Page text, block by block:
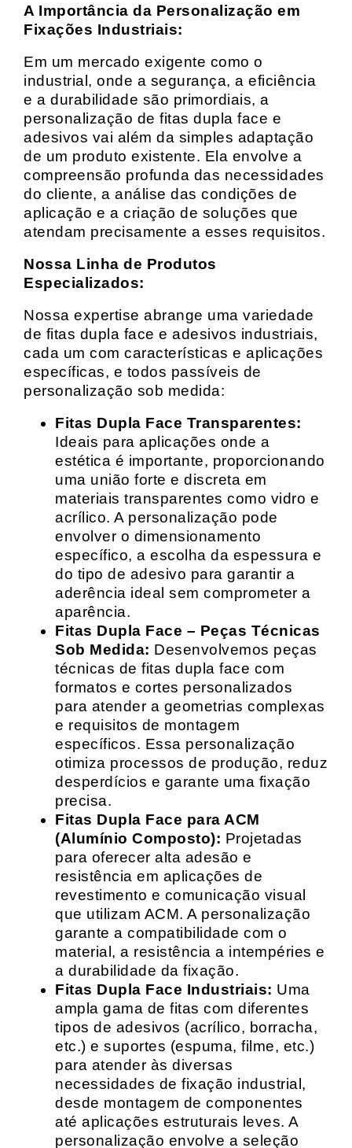
A Importância da Personalização em
Fixações Industriais:
Em um mercado exigente como o
industrial, onde a segurança, a eficiência
e a durabilidade são primordiais, a
personalização de fitas dupla face e
adesivos vai além da simples adaptação
de um produto existente. Ela envolve a
compreensão profunda das necessidades
do cliente, a análise das condições de
aplicação e a criação de soluções que
atendam precisamente a esses requisitos.
Nossa Linha de Produtos
Especializados:
Nossa expertise abrange uma variedade
de fitas dupla face e adesivos industriais,
cada um com características e aplicações
específicas, e todos passíveis de
personalização sob medida:
Fitas Dupla Face Transparentes:
Ideais para aplicações onde a
estética é importante, proporcionando
uma união forte e discreta em
materiais transparentes como vidro e
acrílico. A personalização pode
envolver o dimensionamento
específico, a escolha da espessura e
do tipo de adesivo para garantir a
aderência ideal sem comprometer a
aparência.
Fitas Dupla Face – Peças Técnicas
Sob Medida: Desenvolvemos peças
técnicas de fitas dupla face com
formatos e cortes personalizados
para atender a geometrias complexas
e requisitos de montagem
específicos. Essa personalização
otimiza processos de produção, reduz
desperdícios e garante uma fixação
precisa.
Fitas Dupla Face para ACM
(Alumínio Composto): Projetadas
para oferecer alta adesão e
resistência em aplicações de
revestimento e comunicação visual
que utilizam ACM. A personalização
garante a compatibilidade com o
material, a resistência a intempéries e
a durabilidade da fixação.
Fitas Dupla Face Industriais: Uma
ampla gama de fitas com diferentes
tipos de adesivos (acrílico, borracha,
etc.) e suportes (espuma, filme, etc.)
para atender às diversas
necessidades de fixação industrial,
desde montagem de componentes
até aplicações estruturais leves. A
personalização envolve a seleção